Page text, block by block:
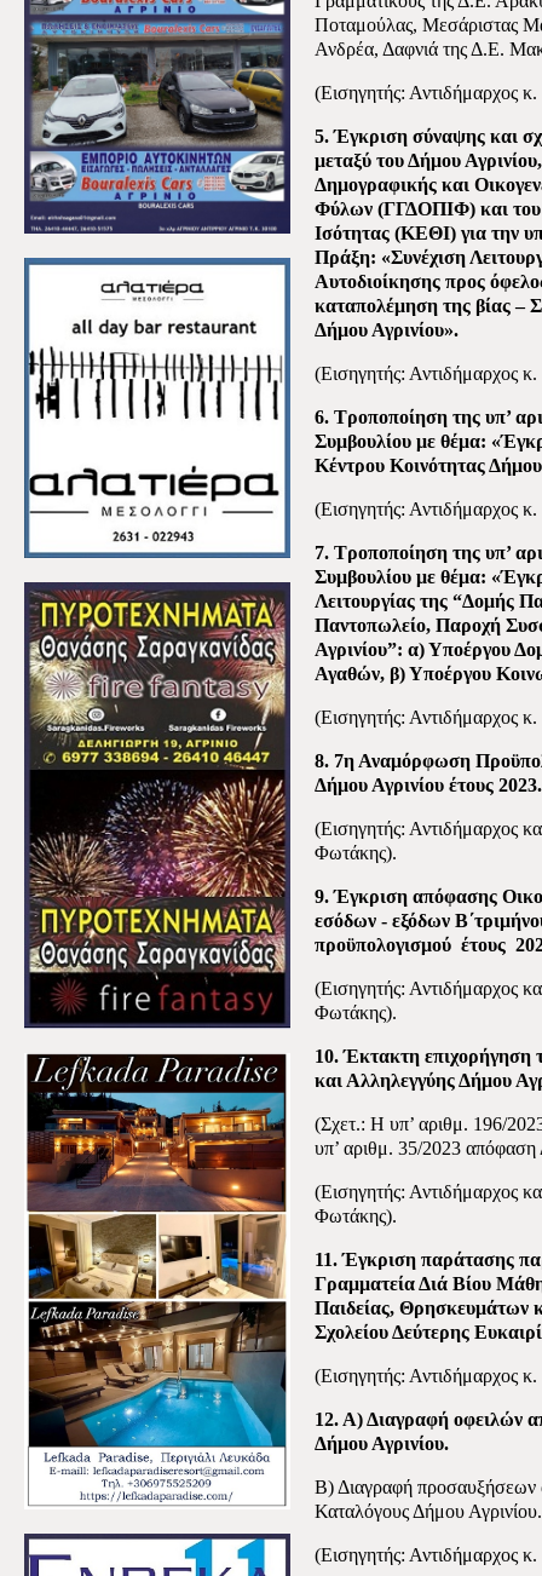
Ποταμούλας, Μεσάριστας
Ανδρέα, Δαφνιά της Δ.Ε.
(Εισηγητής: Αντιδήμαρχος
5. Έγκριση σύναψης και
μεταξύ του Δήμου
Δημογραφικής και
Φύλων (ΓΓΔΟΠΙΦ) και του
Ισότητας (ΚΕΘΙ) για την
Πράξη: «Συνέχιση
Αυτοδιοίκησης προς
καταπολέμηση της βίας –
Δήμου Αγρινίου».
(Εισηγητής: Αντιδήμαρχος
6. Τροποποίηση της υπ’
Συμβουλίου με θέμα:
Κέντρου Κοινότητας Δήμου
(Εισηγητής: Αντιδήμαρχος
7. Τροποποίηση της υπ’
Συμβουλίου με θέμα:
Λειτουργίας της “Δομής
Παντοπωλείο, Παροχή
Αγρινίου”: α) Υποέργου
Αγαθών, β) Υποέργου
(Εισηγητής: Αντιδήμαρχος
8. 7η Αναμόρφωση
Δήμου Αγρινίου έτους 2023.
(Εισηγητής: Αντιδήμαρχος
Φωτάκης).
9. Έγκριση απόφασης
εσόδων - εξόδων
προϋπολογισμού έτους
(Εισηγητής: Αντιδήμαρχος
Φωτάκης).
10. Έκτακτη
και Αλληλεγγύης Δήμου
(Σχετ.: Η υπ’ αριθμ. 196/
υπ’ αριθμ. 35/2023
(Εισηγητής: Αντιδήμαρχος
Φωτάκης).
11. Έγκριση παράτασης
Γραμματεία Διά Βίου
Παιδείας, Θρησκευμάτων
Σχολείου Δεύτερης
(Εισηγητής: Αντιδήμαρχος
12. Α) Διαγραφή οφειλών
Δήμου Αγρινίου.
Β) Διαγραφή προσαυξήσεων
Καταλόγους Δήμου Αγρινίου.
(Εισηγητής: Αντιδήμαρχος